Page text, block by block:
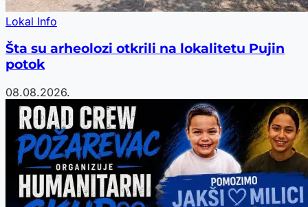
Lokal Info
Šta su arheolozi otkrili na lokalitetu Pujin
potok
08.08.2026.